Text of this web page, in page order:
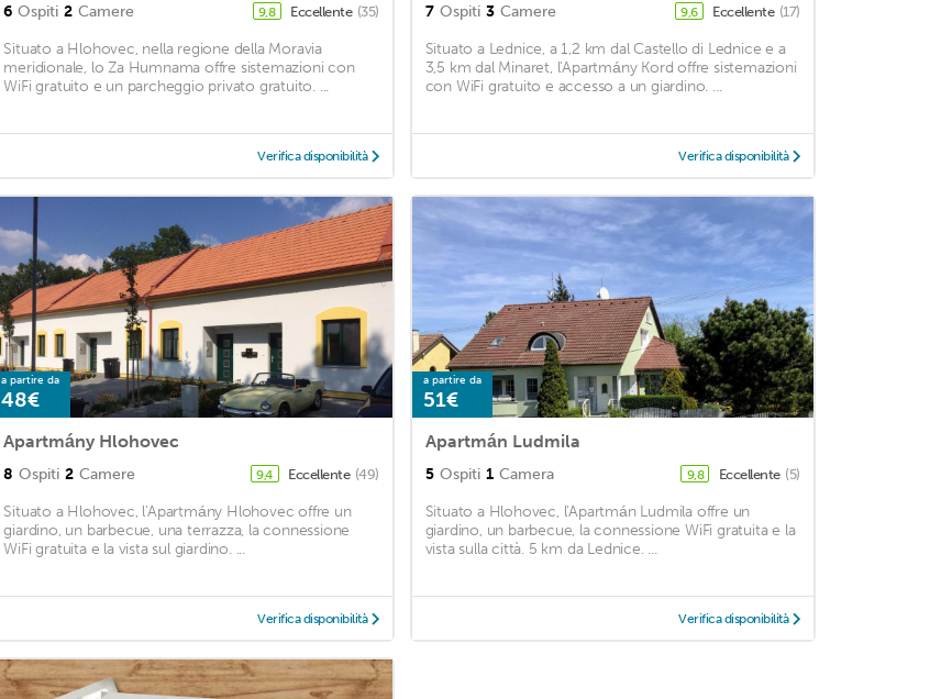
6 Ospiti 2 Camere 9,8 Eccellente (35)
Situato a Hlohovec, nella regione della Moravia
meridionale, lo Za Humnama offre sistemazioni con
WiFi gratuito e un parcheggio privato gratuito. ...
Verifica disponibilità
7 Ospiti 3 Camere 9,6 Eccellente (17)
Situato a Lednice, a 1,2 km dal Castello di Lednice e a
3,5 km dal Minaret, l'Apartmány Kord offre sistemazioni
con WiFi gratuito e accesso a un giardino. ...
Verifica disponibilità
a partire da
48€
Apartmány Hlohovec
8 Ospiti 2 Camere 9,4 Eccellente (49)
Situato a Hlohovec, l'Apartmány Hlohovec offre un
giardino, un barbecue, una terrazza, la connessione
WiFi gratuita e la vista sul giardino. ...
Verifica disponibilità
a partire da
51€
Apartmán Ludmila
5 Ospiti 1 Camera 9,8 Eccellente (5)
Situato a Hlohovec, l'Apartmán Ludmila offre un
giardino, un barbecue, la connessione WiFi gratuita e la
vista sulla città. 5 km da Lednice. ...
Verifica disponibilità